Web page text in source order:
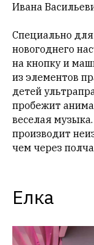
Ивана
Специально для
новогоднего
на кнопку и
из элементов
детей
пробежит
веселая
производит
чем через
Елка